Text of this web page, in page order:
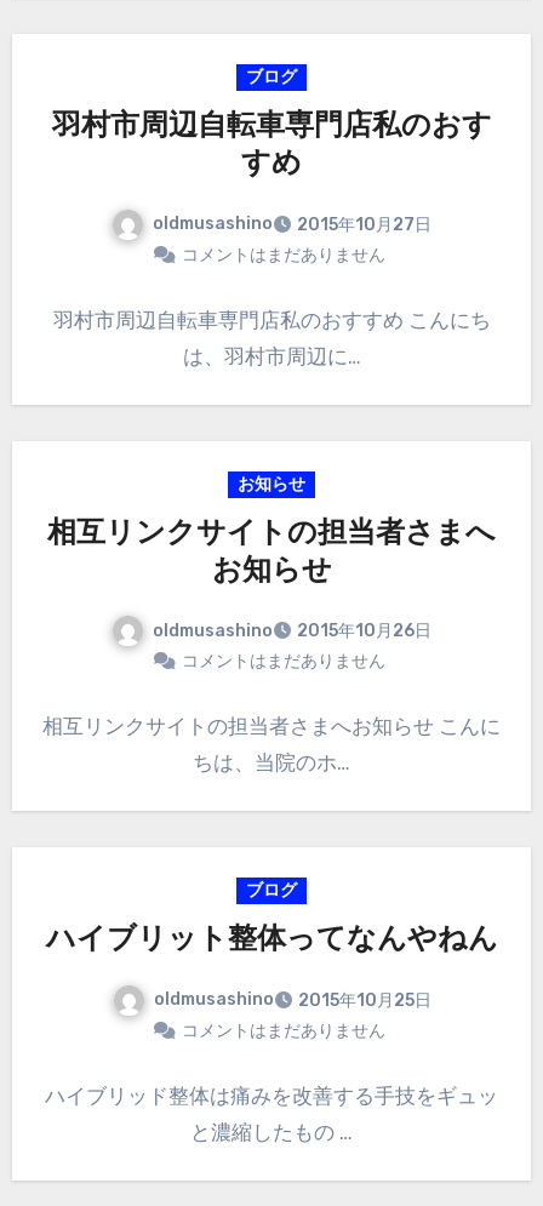
ブログ
羽村市周辺自転車専門店私のおす
すめ
oldmusashino
2015年10月27日
コメントはまだありません
羽村市周辺自転車専門店私のおすすめ こんにち
は、羽村市周辺に…
お知らせ
相互リンクサイトの担当者さまへ
お知らせ
oldmusashino
2015年10月26日
コメントはまだありません
相互リンクサイトの担当者さまへお知らせ こんに
ちは、当院のホ…
ブログ
ハイブリット整体ってなんやねん
oldmusashino
2015年10月25日
コメントはまだありません
ハイブリッド整体は痛みを改善する手技をギュッ
と濃縮したもの …